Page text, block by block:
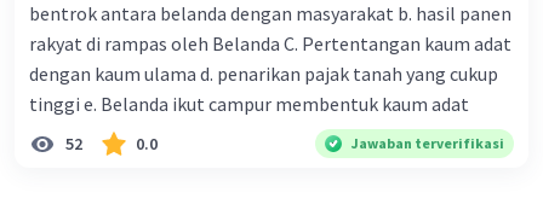
bentrok antara belanda dengan masyarakat b. hasil panen
rakyat di rampas oleh Belanda C. Pertentangan kaum adat
dengan kaum ulama d. penarikan pajak tanah yang cukup
tinggi e. Belanda ikut campur membentuk kaum adat
52 0.0 Jawaban terverifikasi